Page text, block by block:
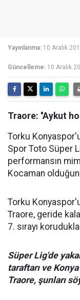
Yayınlanma: 10 Aralık
Güncelleme: 10 Aralık
Traore: ''Aykut
Torku
Spor Toto Süper
performansın
Kocaman
Torku
Traore, geride
7. sırayı
Süper Lig'de
taraftarı ve
Traore, şunları